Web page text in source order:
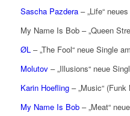
Sascha Pazdera– „Life“
My Name Is Bob – „Queen
ØL– „The Fool“ neue Single
Molutov– „Illusions“ neue
Karin Hoefling– „Music“ (Funk
My Name Is Bob– „Meat“